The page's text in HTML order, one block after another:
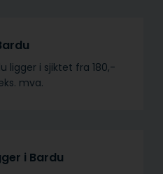
ligger i sjiktet fra 180,-
mva.
i Bardu